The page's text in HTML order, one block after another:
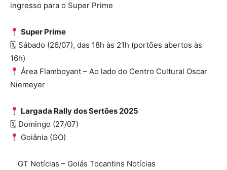
ingresso para o Super Prime
Super Prime
🗓 Sábado (26/07), das 18h às 21h (portões abertos às
16h)
Área Flamboyant – Ao lado do Centro Cultural Oscar
Niemeyer
Largada Rally dos Sertões 2025
🗓 Domingo (27/07)
Goiânia (GO)
GT Notícias – Goiás Tocantins Notícias